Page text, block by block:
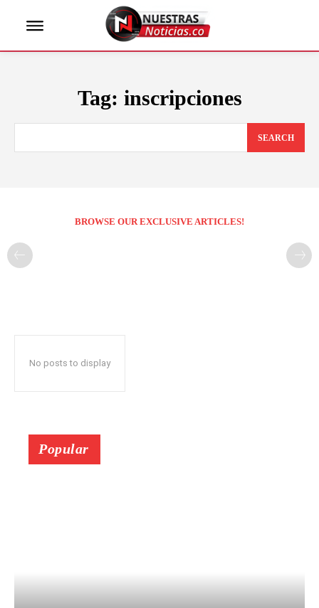
Tag: inscripciones
SEARCH
BROWSE OUR EXCLUSIVE ARTICLES!
No posts to display
Popular